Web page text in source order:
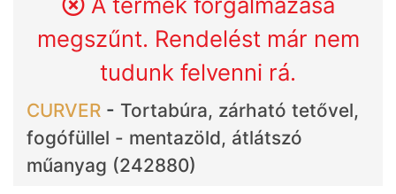
megszűnt. Rendelést már nem
tudunk felvenni rá.
CURVER - Tortabúra, zárható tetővel,
fogófüllel - mentazöld, átlátszó
műanyag (242880)